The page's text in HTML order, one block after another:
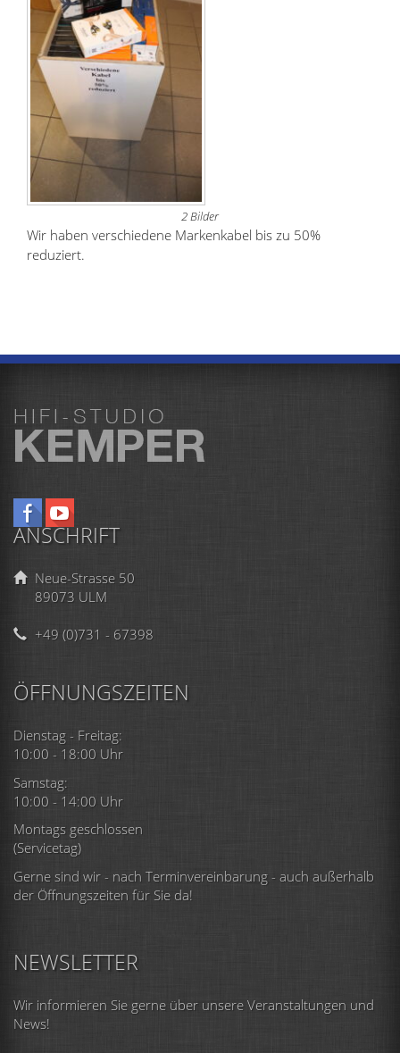
2 Bilder
Wir haben verschiedene Markenkabel bis zu 50%
reduziert.
ANSCHRIFT
Neue-Strasse 50
89073 ULM
+49 (0)731 - 67398
ÖFFNUNGSZEITEN
Dienstag - Freitag:
10:00 - 18:00 Uhr
Samstag:
10:00 - 14:00 Uhr
Montags geschlossen
(Servicetag)
Gerne sind wir - nach Terminvereinbarung - auch außerhalb
der Öffnungszeiten für Sie da!
NEWSLETTER
Wir informieren Sie gerne über unsere Veranstaltungen und
News!